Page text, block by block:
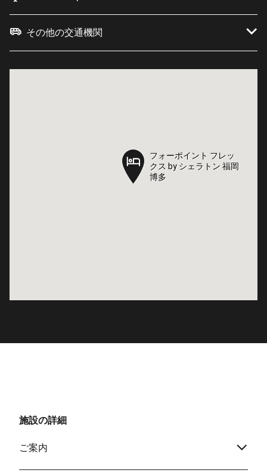
その他の交通機関
フォーポイント フレッ
クス by シェラトン 福岡
博多
フォーポイント フレッ
クス by シェラトン 福岡
博多
施設の詳細
ご案内